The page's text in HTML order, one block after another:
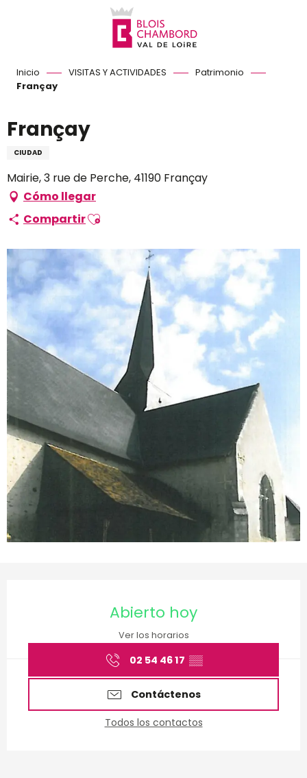
Inicio VISITAS Y ACTIVIDADES
Patrimonio
Françay
Françay
CIUDAD
Mairie, 3 rue de Perche, 41190 Françay
Cómo llegar
CompartirAjouter aux favoris
Abierto hoy
Ver los horarios
02 54 46 17 ▒▒
Contáctenos
Todos los contactos